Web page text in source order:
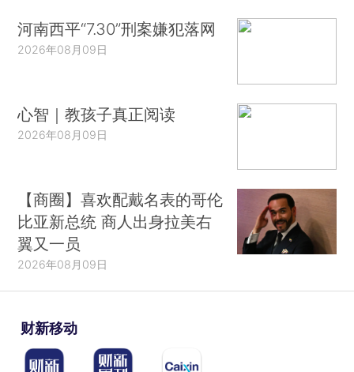
河南西平“7.30”刑案嫌犯落网
2026年08月09日
心智｜教孩子真正阅读
2026年08月09日
【商圈】喜欢配戴名表的哥伦
比亚新总统 商人出身拉美右
翼又一员
2026年08月09日
财新移动